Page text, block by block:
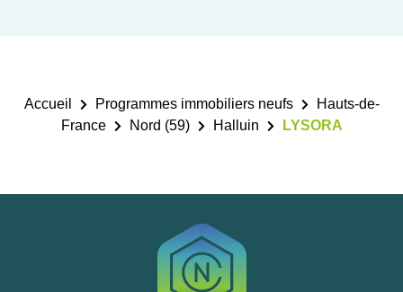
Accueil Programmes immobiliers neufs
Hauts-de-
France
Nord (59) Halluin LYSORA